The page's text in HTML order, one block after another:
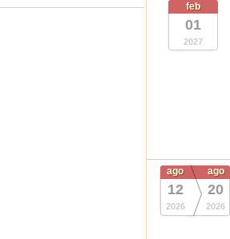
feb
01
2027
ago
12
2026
ago
20
2026